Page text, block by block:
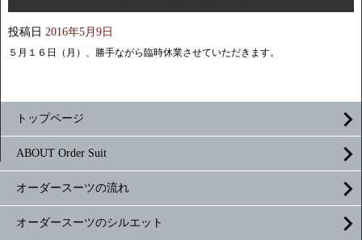
投稿日 2016年5月9日
５月１６日（月）、勝手ながら臨時休業させていただきます。
トップページ
ABOUT Order Suit
オーダースーツの流れ
オーダースーツのシルエット